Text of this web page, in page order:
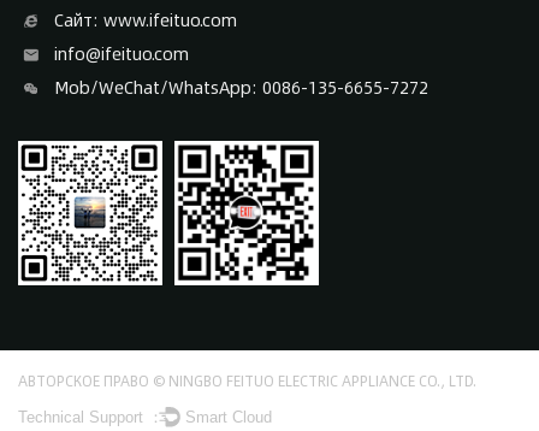
Сайт: www.ifeituo.com
info@ifeituo.com
Mob/WeChat/WhatsApp: 0086-135-6655-7272
АВТОРСКОЕ ПРАВО © NINGBO FEITUO ELECTRIC APPLIANCE CO., LTD.
Technical Support ： Smart Cloud